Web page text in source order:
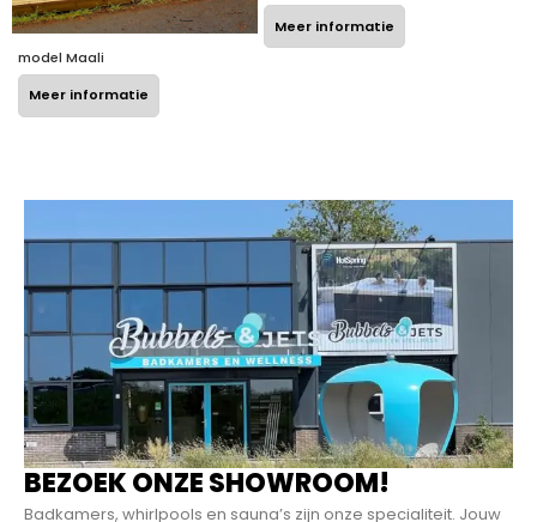
model Maali
Meer informatie
Meer informatie
BEZOEK ONZE SHOWROOM!
Badkamers, whirlpools en sauna’s zijn onze specialiteit. Jouw